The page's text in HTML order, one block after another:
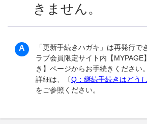
きません。
「更新手続きハガキ」は再発行で
ラブ会員限定サイト内【MYPAGE
き】ページからお手続きください。
詳細は、〔Q：継続手続きはどう
をご参照ください。